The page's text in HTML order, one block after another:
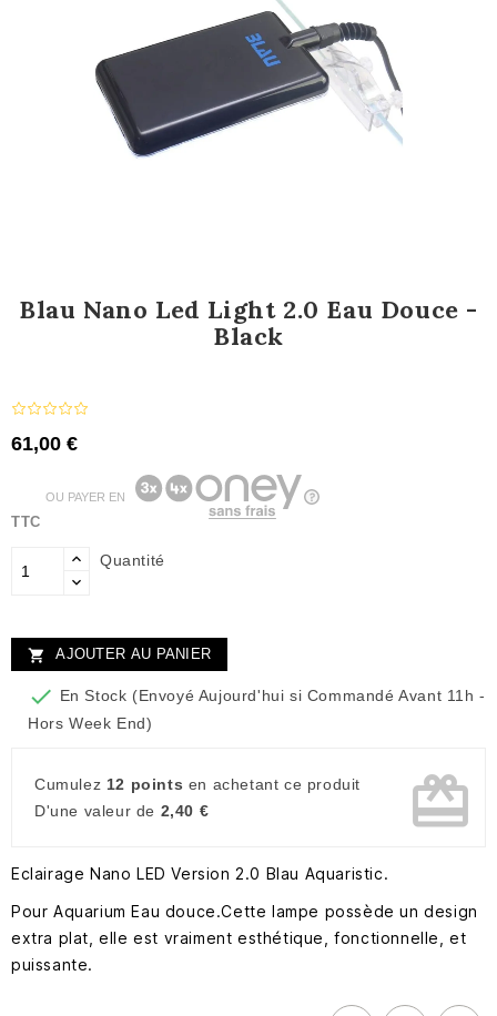
Blau Nano Led Light 2.0 Eau Douce -
Black
61,00 €
TTC
OU PAYER EN
Quantité
 AJOUTER AU PANIER
 En Stock (Envoyé Aujourd'hui si Commandé Avant 11h -
Hors Week End)
Cumulez 12 points en achetant ce produit
D'une valeur de 2,40 € card_giftcard
Eclairage Nano LED Version 2.0 Blau Aquaristic.
Pour Aquarium Eau douce.Cette lampe possède un design
extra plat, elle est vraiment esthétique, fonctionnelle, et
puissante.